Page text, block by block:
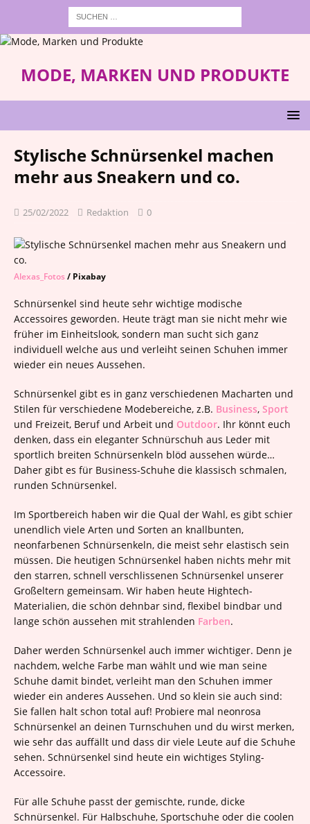
MODE, MARKEN UND PRODUKTE
Stylische Schnürsenkel machen
mehr aus Sneakern und co.
25/02/2022 Redaktion 0
Alexas_Fotos/ Pixabay
Schnürsenkel sind heute sehr wichtige modische
Accessoires geworden. Heute trägt man sie nicht mehr wie
früher im Einheitslook, sondern man sucht sich ganz
individuell welche aus und verleiht seinen Schuhen immer
wieder ein neues Aussehen.
Schnürsenkel gibt es in ganz verschiedenen Macharten und
Stilen für verschiedene Modebereiche, z.B. Business, Sport
und Freizeit, Beruf und Arbeit und Outdoor. Ihr könnt euch
denken, dass ein eleganter Schnürschuh aus Leder mit
sportlich breiten Schnürsenkeln blöd aussehen würde…
Daher gibt es für Business-Schuhe die klassisch schmalen,
runden Schnürsenkel.
Im Sportbereich haben wir die Qual der Wahl, es gibt schier
unendlich viele Arten und Sorten an knallbunten,
neonfarbenen Schnürsenkeln, die meist sehr elastisch sein
müssen. Die heutigen Schnürsenkel haben nichts mehr mit
den starren, schnell verschlissenen Schnürsenkel unserer
Großeltern gemeinsam. Wir haben heute Hightech-
Materialien, die schön dehnbar sind, flexibel bindbar und
lange schön aussehen mit strahlenden Farben.
Daher werden Schnürsenkel auch immer wichtiger. Denn je
nachdem, welche Farbe man wählt und wie man seine
Schuhe damit bindet, verleiht man den Schuhen immer
wieder ein anderes Aussehen. Und so klein sie auch sind:
Sie fallen halt schon total auf! Probiere mal neonrosa
Schnürsenkel an deinen Turnschuhen und du wirst merken,
wie sehr das auffällt und dass dir viele Leute auf die Schuhe
sehen. Schnürsenkel sind heute ein wichtiges Styling-
Accessoire.
Für alle Schuhe passt der gemischte, runde, dicke
Schnürsenkel. Für Halbschuhe, Sportschuhe oder die coolen